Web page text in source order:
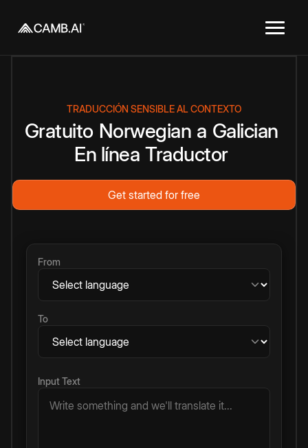
TRADUCCIÓN SENSIBLE AL CONTEXTO
Gratuito Norwegian a Galician
En línea Traductor
Get started for free
From
To
Input Text